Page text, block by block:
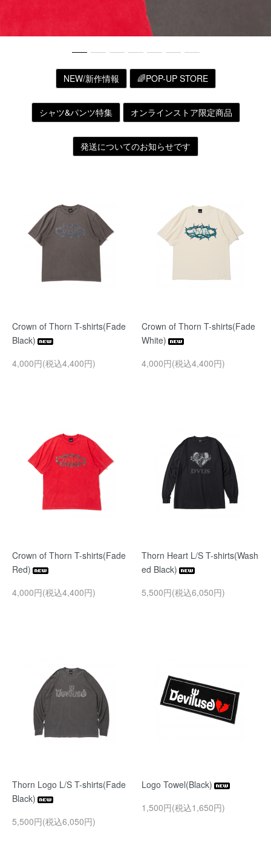
NEW/新作情報 🌈POP-UP STORE
シャツ&パンツ特集 オンラインストア限定商品
発送についてのお知らせです
Crown of Thorn T-shirts(Fade
Black)
4,000円(税込4,400円)
Crown of Thorn T-shirts(Fade
White)
4,000円(税込4,400円)
Crown of Thorn T-shirts(Fade
Red)
4,000円(税込4,400円)
Thorn Heart L/S T-shirts(Wash
ed Black)
5,500円(税込6,050円)
Thorn Logo L/S T-shirts(Fade
Black)
5,500円(税込6,050円)
Logo Towel(Black)
1,500円(税込1,650円)